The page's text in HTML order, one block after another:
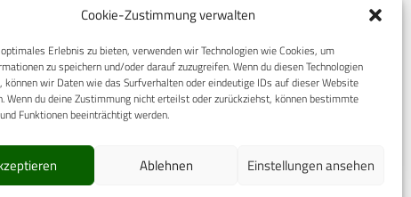
Cookie-Zustimmung verwalten
Erlebnis zu bieten, verwenden wir Technologien wie Cookies, um
zu speichern und/oder darauf zuzugreifen. Wenn du diesen Technologien
wir Daten wie das Surfverhalten oder eindeutige IDs auf dieser Website
Wenn du deine Zustimmung nicht erteilst oder zurückziehst, können bestimmte
Funktionen beeinträchtigt werden.
Ablehnen Einstellungen ansehen
AGB
Compliance
Impressum